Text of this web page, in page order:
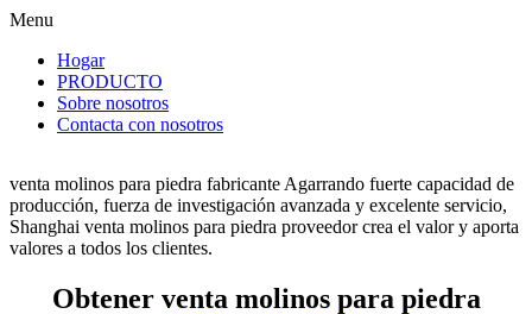
Menu
Hogar
PRODUCTO
Sobre nosotros
Contacta con nosotros
venta molinos para piedra fabricante Agarrando fuerte capacidad de
producción, fuerza de investigación avanzada y excelente servicio,
Shanghai venta molinos para piedra proveedor crea el valor y aporta
valores a todos los clientes.
Obtener venta molinos para piedra